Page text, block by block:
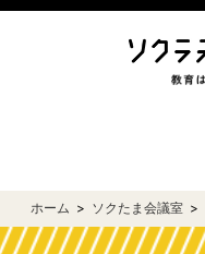
ホーム ソクたま会議室